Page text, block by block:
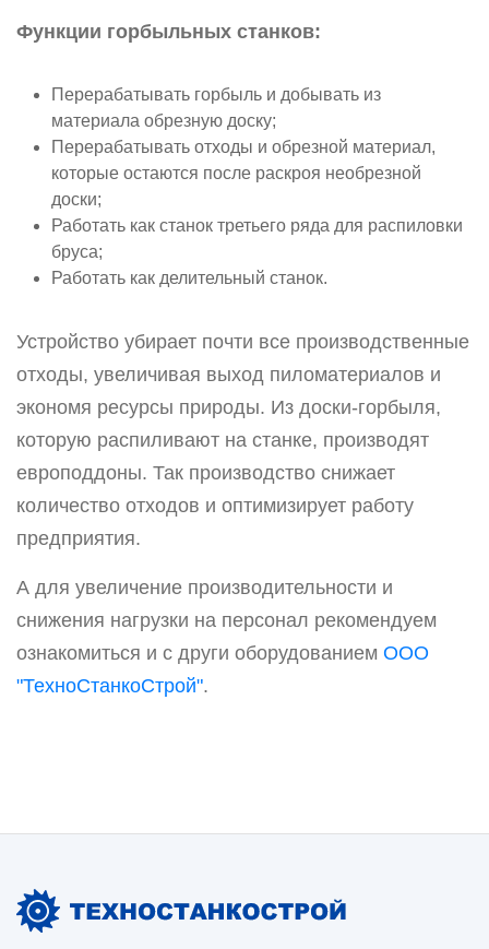
Функции горбыльных станков:
Перерабатывать горбыль и добывать из
материала обрезную доску;
Перерабатывать отходы и обрезной материал,
которые остаются после раскроя необрезной
доски;
Работать как станок третьего ряда для распиловки
бруса;
Работать как делительный станок.
Устройство убирает почти все производственные
отходы, увеличивая выход пиломатериалов и
экономя ресурсы природы. Из доски-горбыля,
которую распиливают на станке, производят
европоддоны. Так производство снижает
количество отходов и оптимизирует работу
предприятия.
А для увеличение производительности и
снижения нагрузки на персонал рекомендуем
ознакомиться и с други оборудованием ООО
"ТехноСтанкоСтрой".